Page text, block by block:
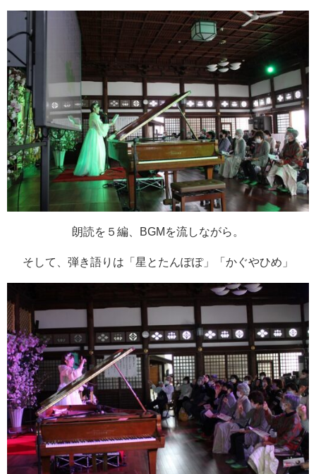
朗読を５編、BGMを流しながら。
そして、弾き語りは「星とたんぽぽ」「かぐやひめ」